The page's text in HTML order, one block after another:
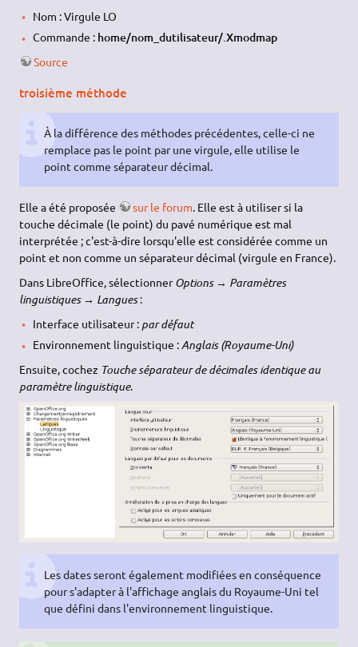
Nom : Virgule LO
Commande : home/nom_dutilisateur/.Xmodmap
Source
troisième méthode
À la différence des méthodes précédentes, celle-ci ne
remplace pas le point par une virgule, elle utilise le
point comme séparateur décimal.
Elle a été proposée sur le forum. Elle est à utiliser si la
touche décimale (le point) du pavé numérique est mal
interprétée ; c'est-à-dire lorsqu'elle est considérée comme un
point et non comme un séparateur décimal (virgule en France).
Dans LibreOffice, sélectionnerOptions → Paramètres
linguistiques → Langues:
Interface utilisateur : par défaut
Environnement linguistique :Anglais (Royaume-Uni)
Ensuite, cochez Touche séparateur de décimales identique au
paramètre linguistique.
Les dates seront également modifiées en conséquence
pour s'adapter à l'affichage anglais du Royaume-Uni tel
que défini dans l'environnement linguistique.